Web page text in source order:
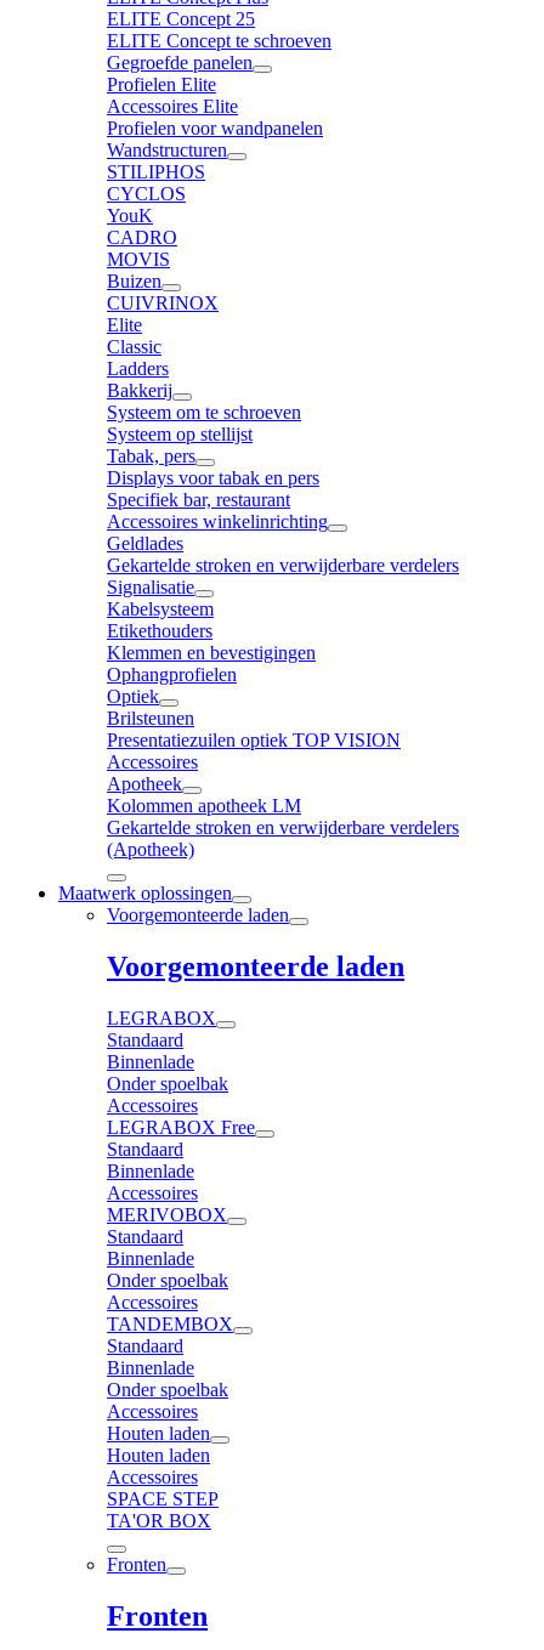
ELITE Concept 25
ELITE Concept te schroeven
Gegroefde panelen
Profielen Elite
Accessoires Elite
Profielen voor wandpanelen
Wandstructuren
STILIPHOS
CYCLOS
YouK
CADRO
MOVIS
Buizen
CUIVRINOX
Elite
Classic
Ladders
Bakkerij
Systeem om te schroeven
Systeem op stellijst
Tabak, pers
Displays voor tabak en pers
Specifiek bar, restaurant
Accessoires winkelinrichting
Geldlades
Gekartelde stroken en verwijderbare verdelers
Signalisatie
Kabelsysteem
Etikethouders
Klemmen en bevestigingen
Ophangprofielen
Optiek
Brilsteunen
Presentatiezuilen optiek TOP VISION
Accessoires
Apotheek
Kolommen apotheek LM
Gekartelde stroken en verwijderbare verdelers
(Apotheek)
Maatwerk oplossingen
Voorgemonteerde laden
Voorgemonteerde laden
LEGRABOX
Standaard
Binnenlade
Onder spoelbak
Accessoires
LEGRABOX Free
Standaard
Binnenlade
Accessoires
MERIVOBOX
Standaard
Binnenlade
Onder spoelbak
Accessoires
TANDEMBOX
Standaard
Binnenlade
Onder spoelbak
Accessoires
Houten laden
Houten laden
Accessoires
SPACE STEP
TA'OR BOX
Fronten
Fronten